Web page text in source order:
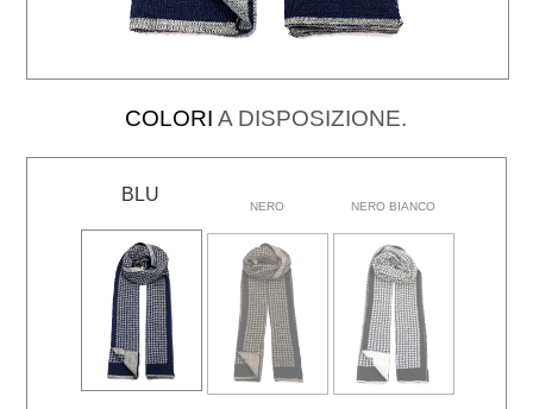
COLORI A DISPOSIZIONE.
BLU
NERO NERO BIANCO